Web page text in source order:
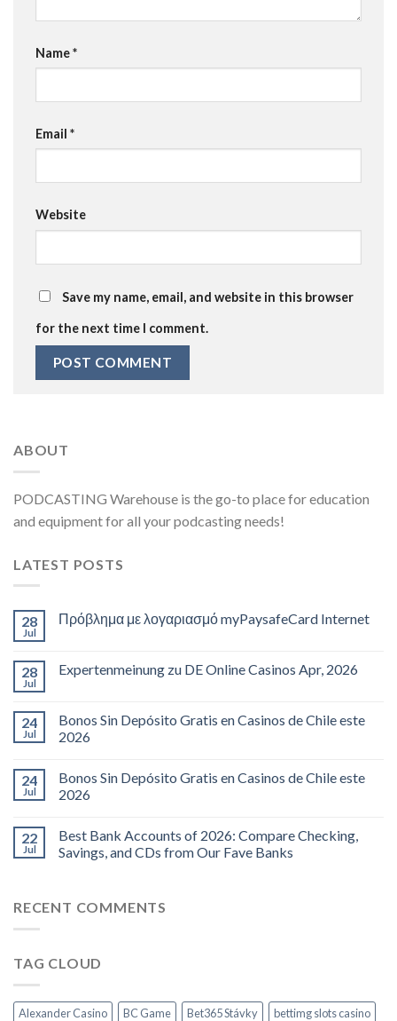
Name*
Email *
Website
Save my name, email, and website in this browser
for the next time I comment.
ABOUT
PODCASTING Warehouse is the go-to place for education
and equipment for all your podcasting needs!
LATEST POSTS
28
Jul
Πρόβλημα με λογαριασμό myPaysafeCard Internet
28
Jul
Expertenmeinung zu DE Online Casinos Apr, 2026
24
Jul
Bonos Sin Depósito Gratis en Casinos de Chile este
2026
24
Jul
Bonos Sin Depósito Gratis en Casinos de Chile este
2026
22
Jul
Best Bank Accounts of 2026: Compare Checking,
Savings, and CDs from Our Fave Banks
RECENT COMMENTS
TAG CLOUD
Alexander Casino BC Game Bet365 Stávky
bettimg slots casino